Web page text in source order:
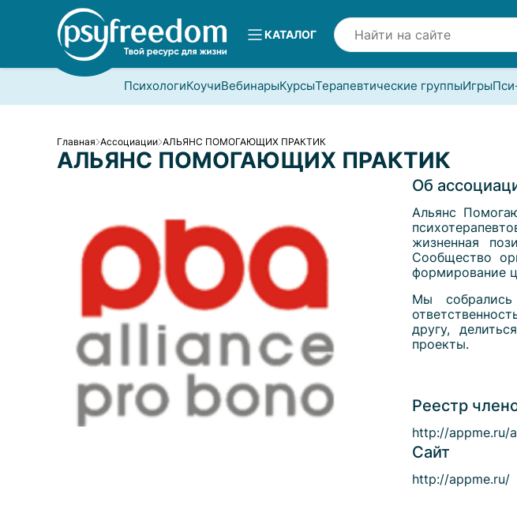
КАТАЛОГ
ПсихологиКоучиВебинарыКурсыТерапевтические группыИгры
Главная Ассоциации АЛЬЯНС ПОМОГАЮЩИХ ПРАКТИК
АЛЬЯНС ПОМОГАЮЩИХ ПРАКТИК
Об
Альянс
жизненная
Сообщество
формирование
Мы
другу,
проекты.
Реестр
http://appme.ru/
Сайт
http://appme.ru/